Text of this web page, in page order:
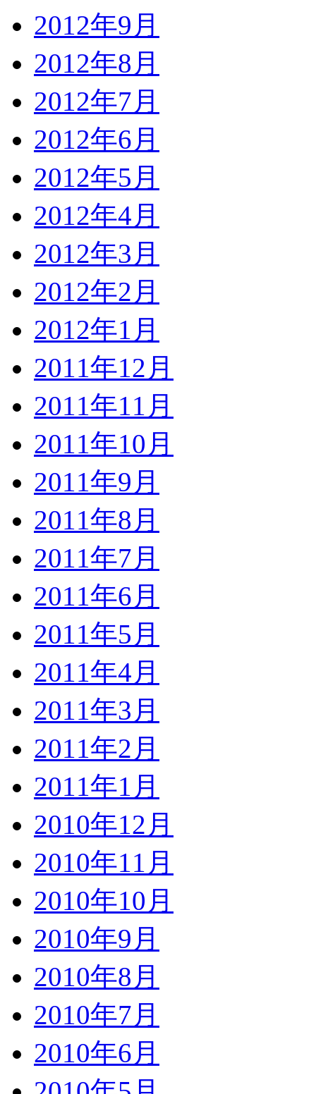
2012年9月
2012年8月
2012年7月
2012年6月
2012年5月
2012年4月
2012年3月
2012年2月
2012年1月
2011年12月
2011年11月
2011年10月
2011年9月
2011年8月
2011年7月
2011年6月
2011年5月
2011年4月
2011年3月
2011年2月
2011年1月
2010年12月
2010年11月
2010年10月
2010年9月
2010年8月
2010年7月
2010年6月